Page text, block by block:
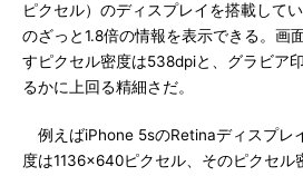
ピクセル）のディスプレイを搭載して
のざっと1.8倍の情報を表示できる。画
すピクセル密度は538dpiと、グラビア
るかに上回る精細さだ。
例えばiPhone 5sのRetinaディスプレ
度は1136×640ピクセル、そのピクセル